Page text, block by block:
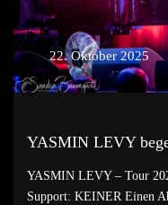
22. Oktober 2025
YASMIN LEVY
YASMIN LEVY – Tour
Support: KEINER Einen